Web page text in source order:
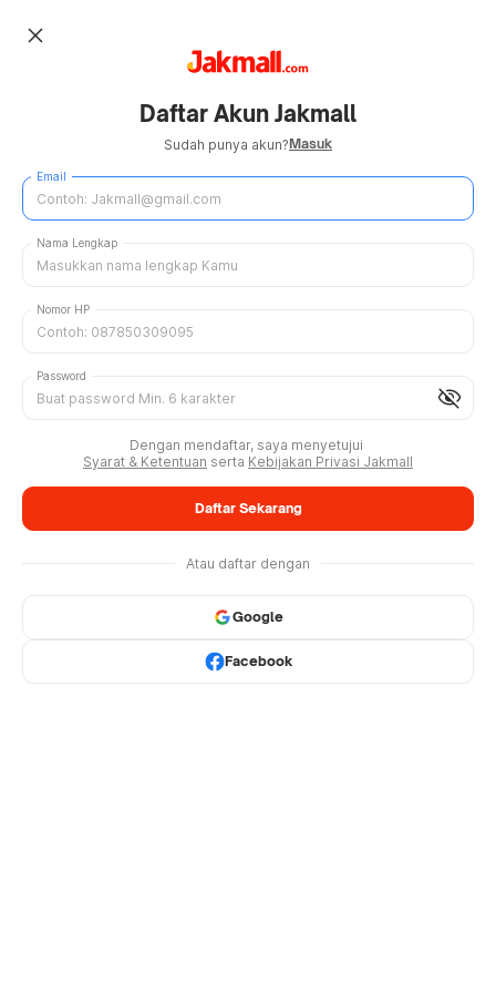
close
Daftar Akun Jakmall
Sudah punya akun?Masuk
Email
Nama Lengkap
Nomor HP
visibility_off
Password
Dengan mendaftar, saya menyetujui
Syarat & Ketentuan serta Kebijakan Privasi Jakmall
Daftar Sekarang
Atau daftar dengan
Google
Facebook